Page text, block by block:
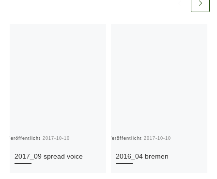
Veröffentlicht2017-10-10
2017_09 spread voice
Veröffentlicht2017-10-10
2016_04 bremen